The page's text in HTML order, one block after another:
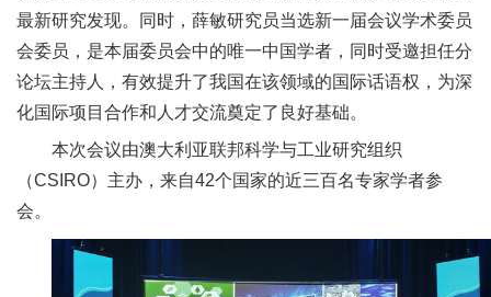
成
果
转
人
最新研究发现。同时，薛敏研究员当选新一届会议学术委员
会委员，是本届委员会中的唯一中国学者，同时受邀担任分
论坛主持人，有效提升了我国在该领域的国际话语权，为深
化国际项目合作和人才交流奠定了良好基础。
本次会议由澳大利亚联邦科学与工业研究组织
（CSIRO）主办，来自42个国家的近三百名专家学者参
会。